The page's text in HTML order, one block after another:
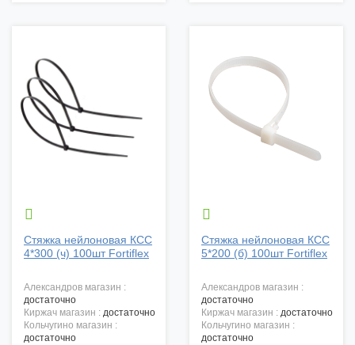

Стяжка нейлоновая КСС
4*300 (ч) 100шт Fortiflex
александров магазин :
достаточно
киржач магазин : достаточно
кольчугино магазин :
достаточно

Стяжка нейлоновая КСС
5*200 (б) 100шт Fortiflex
александров магазин :
достаточно
киржач магазин : достаточно
кольчугино магазин :
достаточно